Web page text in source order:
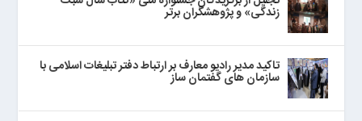
زندگی» و پژوهشگران برتر
تاکید مدیر رادیو معارف بر ارتباط دفتر تبلیغات اسلامی با
سازمان های گفتمان ساز